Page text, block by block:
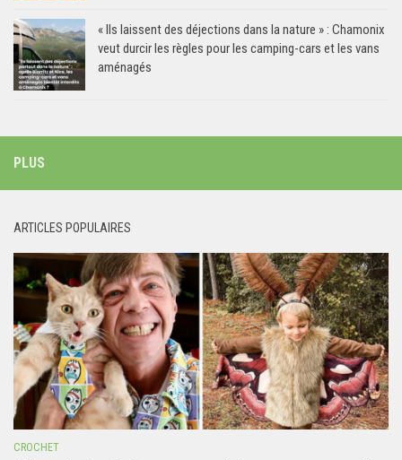
« Ils laissent des déjections dans la nature » : Chamonix
veut durcir les règles pour les camping-cars et les vans
aménagés
PLUS
ARTICLES POPULAIRES
CROCHET